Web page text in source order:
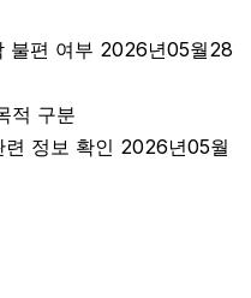
불편 여부 2026년05월28
적 구분
정보 확인 2026년05월